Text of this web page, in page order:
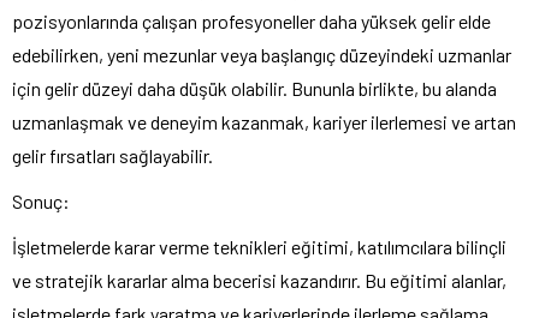
pozisyonlarında çalışan profesyoneller daha yüksek gelir elde
edebilirken, yeni mezunlar veya başlangıç düzeyindeki uzmanlar
için gelir düzeyi daha düşük olabilir. Bununla birlikte, bu alanda
uzmanlaşmak ve deneyim kazanmak, kariyer ilerlemesi ve artan
gelir fırsatları sağlayabilir.
Sonuç:
İşletmelerde karar verme teknikleri eğitimi, katılımcılara bilinçli
ve stratejik kararlar alma becerisi kazandırır. Bu eğitimi alanlar,